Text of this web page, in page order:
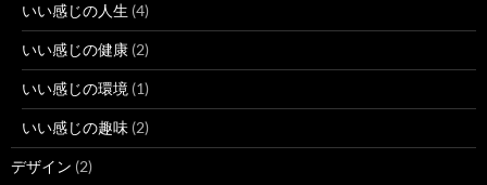
いい感じの人生 (4)
いい感じの健康 (2)
いい感じの環境 (1)
いい感じの趣味 (2)
デザイン (2)